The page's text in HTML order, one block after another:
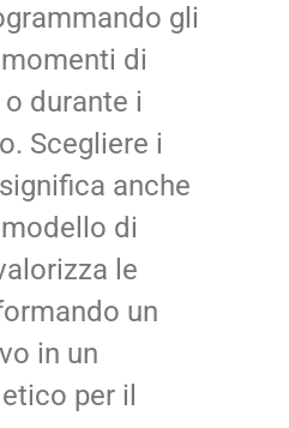
gli
di
durante i
Scegliere i
anche
di
le
un
in un
per il